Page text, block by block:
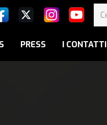
PRESS I CONTATTI